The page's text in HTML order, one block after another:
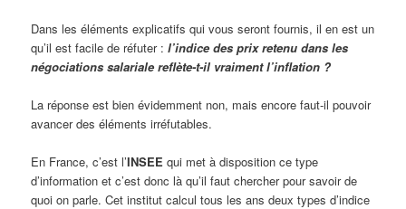
Dans les éléments explicatifs qui vous seront fournis, il en est un
qu’il est facile de réfuter :l’indice des prix retenu dans les
négociations salariale reflète-t-il vraiment l’inflation ?
La réponse est bien évidemment non, mais encore faut-il pouvoir
avancer des éléments irréfutables.
En France, c’est l’INSEE qui met à disposition ce type
d’information et c’est donc là qu’il faut chercher pour savoir de
quoi on parle. Cet institut calcul tous les ans deux types d’indice